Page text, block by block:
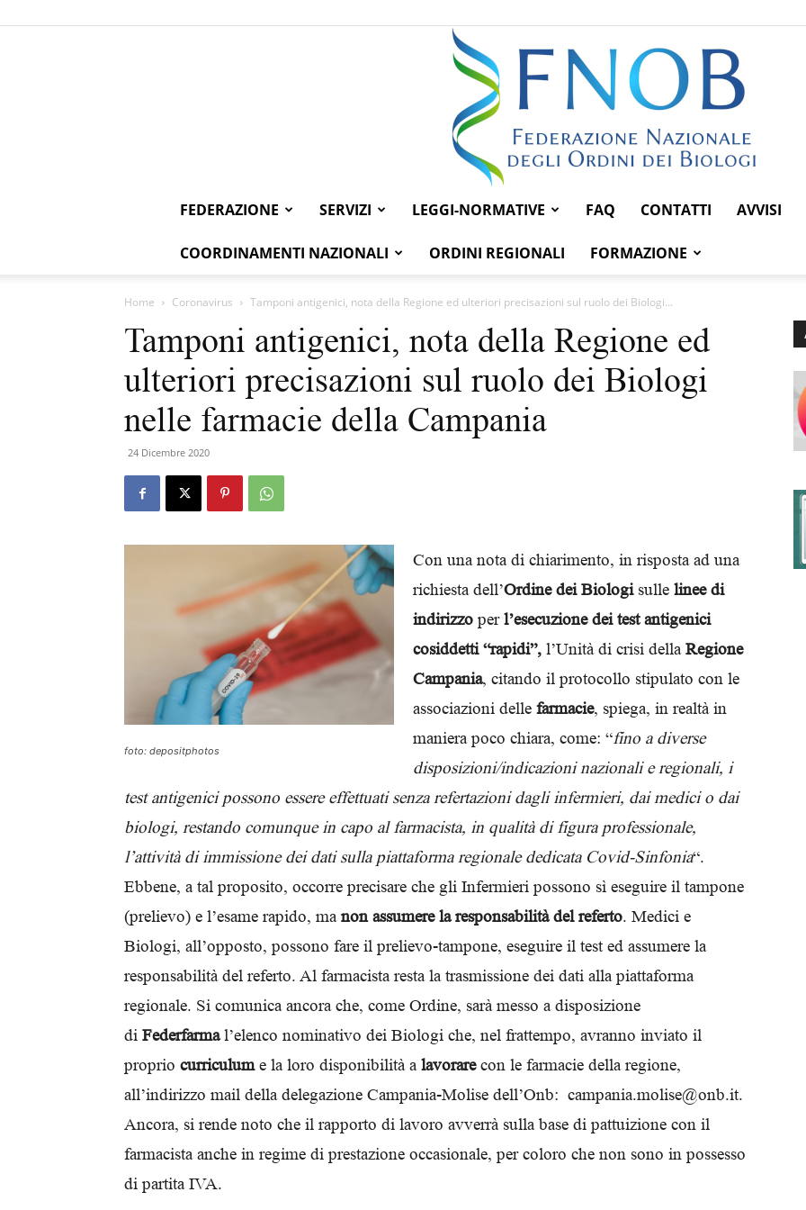
Federazione
Nazionale
Ordini
dei
Biologi
FEDERAZIONE SERVIZI LEGGI-NORMATIVE FAQ CONTATTI AVVISI
COORDINAMENTI NAZIONALI ORDINI REGIONALI FORMAZIONE
Home Coronavirus Tamponi antigenici, nota della Regione ed ulteriori precisazioni sul ruolo dei Biologi...
Tamponi antigenici, nota della Regione ed
ulteriori precisazioni sul ruolo dei Biologi
nelle farmacie della Campania
24 Dicembre 2020
foto: depositphotos
Con una nota di chiarimento, in risposta ad una
richiesta dell’Ordine dei Biologisulle linee di
indirizzo perl’esecuzione dei test antigenici
cosiddetti “rapidi”, l’Unità di crisi dellaRegione
Campania, citando il protocollo stipulato con le
associazioni delle farmacie, spiega, in realtà in
maniera poco chiara, come: “fino a diverse
disposizioni/indicazioni nazionali e regionali, i
test antigenici possono essere effettuati senza refertazioni dagli infermieri, dai medici o dai
biologi, restando comunque in capo al farmacista, in qualità di figura professionale,
l’attività di immissione dei dati sulla piattaforma regionale dedicata Covid-Sinfonia“.
Ebbene, a tal proposito, occorre precisare che gli Infermieri possono sì eseguire il tampone
(prelievo) e l’esame rapido, manon assumere la responsabilità del referto. Medici e
Biologi, all’opposto, possono fare il prelievo-tampone, eseguire il test ed assumere la
responsabilità del referto. Al farmacista resta la trasmissione dei dati alla piattaforma
regionale. Si comunica ancora che, come Ordine, sarà messo a disposizione
di Federfarmal’elenco nominativo dei Biologi che, nel frattempo, avranno inviato il
proprio curriculume la loro disponibilità alavorarecon le farmacie della regione,
all’indirizzo mail della delegazione Campania-Molise dell’Onb: campania.molise@onb.it.
Ancora, si rende noto che il rapporto di lavoro avverrà sulla base di pattuizione con il
farmacista anche in regime di prestazione occasionale, per coloro che non sono in possesso
di partita IVA.